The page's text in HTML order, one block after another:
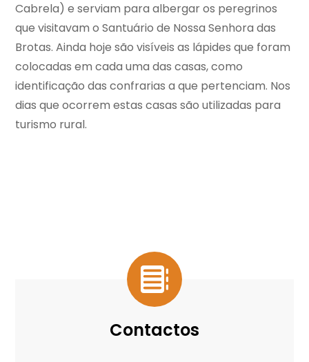
Cabrela) e serviam para albergar os peregrinos
que visitavam o Santuário de Nossa Senhora das
Brotas. Ainda hoje são visíveis as lápides que foram
colocadas em cada uma das casas, como
identificação das confrarias a que pertenciam. Nos
dias que ocorrem estas casas são utilizadas para
turismo rural.
Contactos